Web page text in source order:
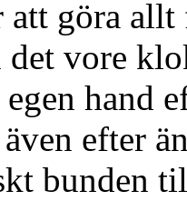
att göra
det vore
hand
efter
bunden